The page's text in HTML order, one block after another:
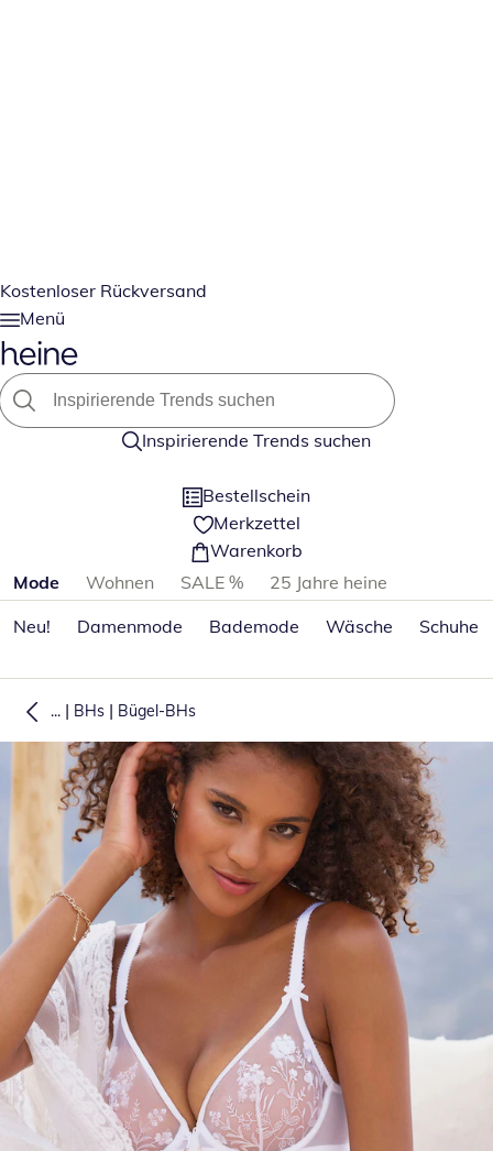
Kostenloser Rückversand
Menü
Inspirierende Trends suchen
Bestellschein
Merkzettel
Warenkorb
Produktkategorien überspringen
Mode Wohnen SALE %
25 Jahre heine
Neu!
Damenmode Bademode Wäsche Schuhe
... | BHs | Bügel-BHs